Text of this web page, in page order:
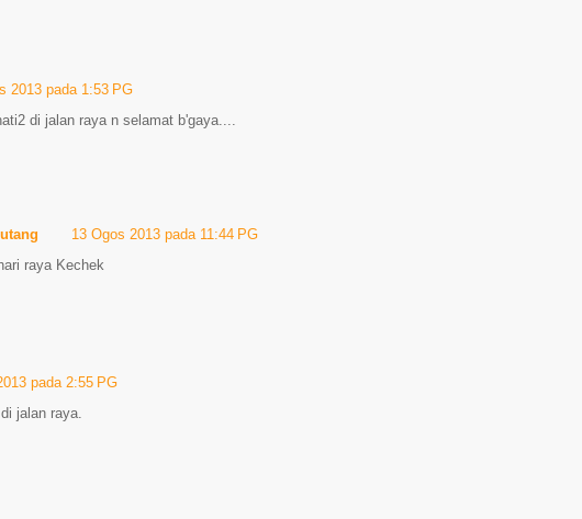
2013 pada 1:53 PG
di jalan raya n selamat b'gaya....
13 Ogos 2013 pada 11:44 PG
raya Kechek
pada 2:55 PG
jalan raya.